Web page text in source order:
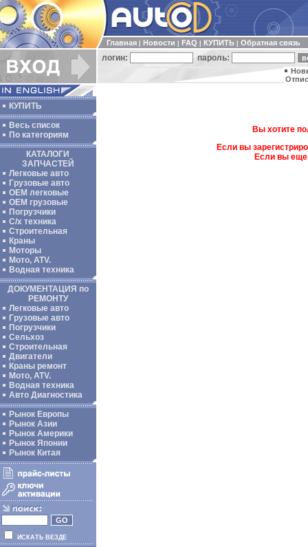
Главная Новости FAQ КУПИТЬ Обратная связь
логин: пароль:
КУПИТЬ
Весь список
По категориям
КАТАЛОГИ
ЗАПЧАСТЕЙ
Легковые авто
Грузовые авто
ОЕМ легковые
OEM грузовые
Погрузчики
С/х техника
Строительная
Краны
Моторы
Мото, ATV.
Водная техника
ДОКУМЕНТАЦИЯ по
РЕМОНТУ
Легковые авто
Грузовые авто
Погрузчики
Сельхоз
Строительная
Двигатели
Краны ремонт
Мото, ATV.
Водная техника
Авто Диагностика
Рынок Европы
Рынок Азии
Рынок Америки
Рынок Японии
Рынок Китая
ИСКАТЬ ВЕЗДЕ
Вы хотите
Если вы
Если вы еще